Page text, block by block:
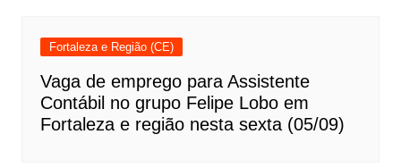
Fortaleza e Região (CE)
Vaga de emprego para Assistente
Contábil no grupo Felipe Lobo em
Fortaleza e região nesta sexta (05/09)